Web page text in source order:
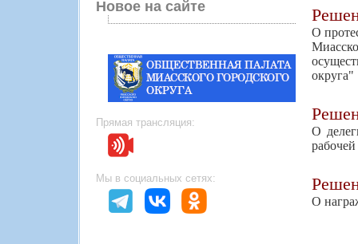
Новое на сайте
Прямая трансляция:
Мы в социальных сетях:
О
округа"
О
О